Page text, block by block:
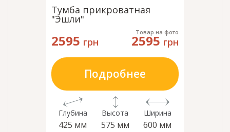
Тумба прикроватная
"Эшли"
2595 грн
Товар на фото
2595 грн
Подробнее
Глубина
425 мм
Высота
575 мм
Ширина
600 мм